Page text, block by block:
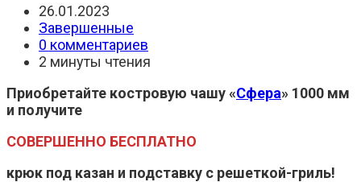
Запись
опубликована:
26.01.2023
Рубрика
записи:
Завершенные
Комментарии
к
0 комментариев
Время
2 минуты чтения
Приобретайте костровую чашу «Сфера» 1000 мм
и получите
СОВЕРШЕННО БЕСПЛАТНО
крюк под казан и подставку с решеткой-гриль!